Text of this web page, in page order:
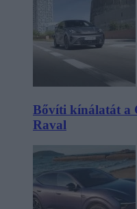
Bővíti kínálatát a
Raval